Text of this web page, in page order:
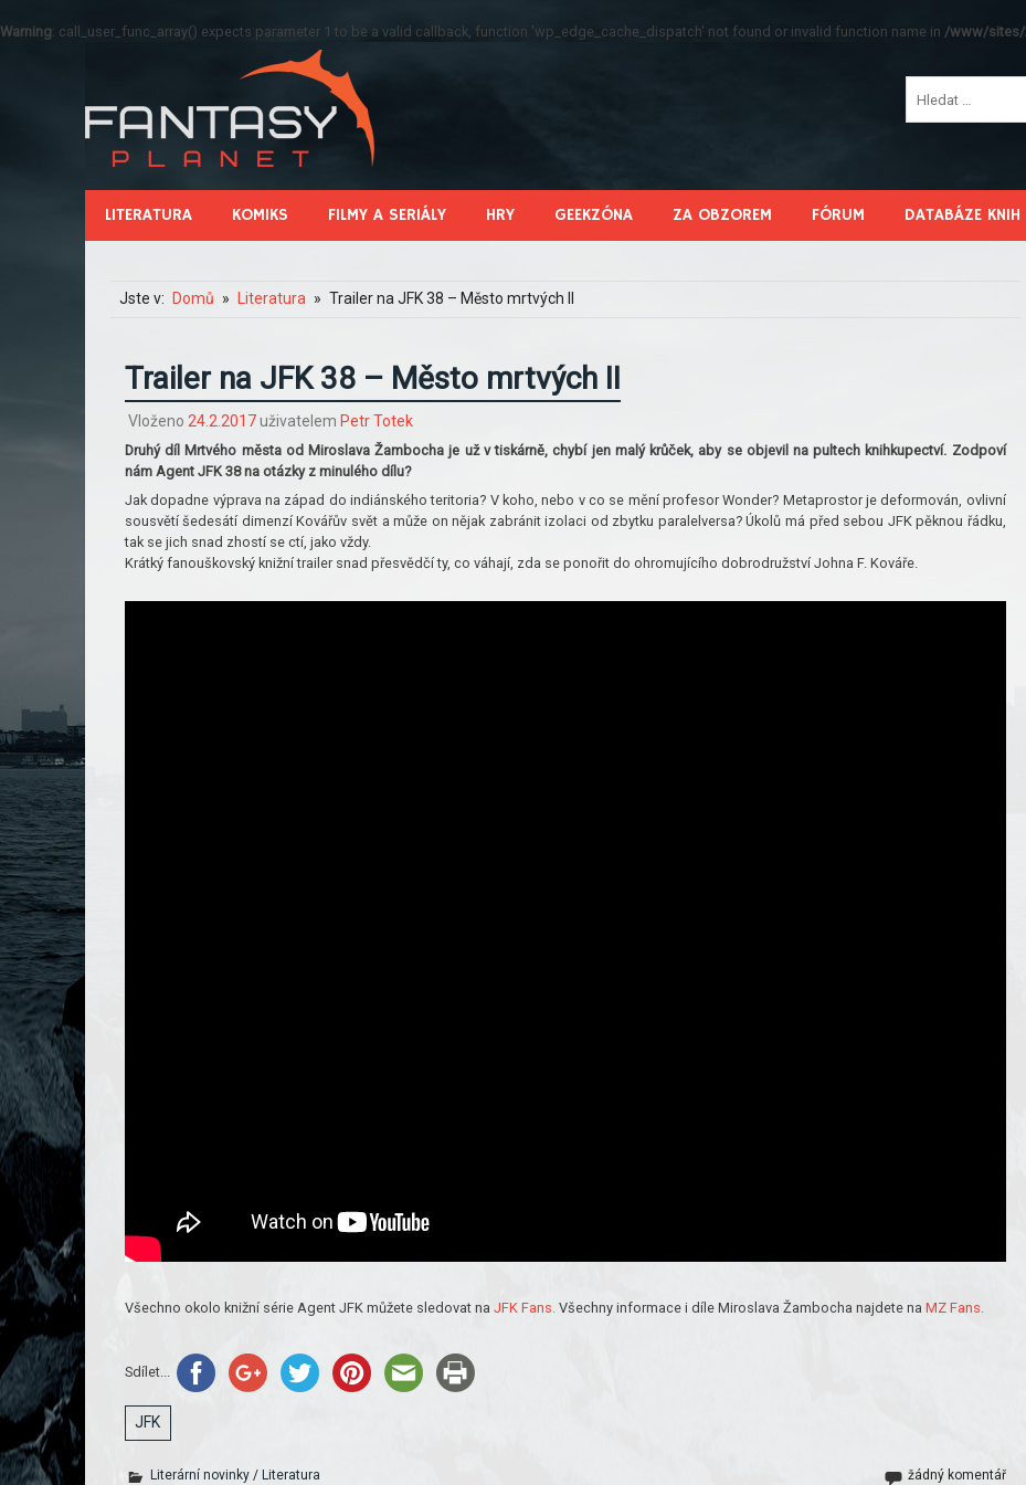
Warning: call_user_func_array() expects parameter 1 to be a valid callback, function 'wp_edge_cache_dispatch' not found or invalid function name in /www/sites/
LITERATURA KOMIKS FILMY A SERIÁLY HRY GEEKZÓNA ZA OBZOREM FÓRUM DATABÁZE KNIH
Jste v: Domů Literatura Trailer na JFK 38 – Město mrtvých II
Trailer na JFK 38 – Město mrtvých II
Vloženo 24.2.2017uživatelem Petr Totek
Druhý díl Mrtvého města od Miroslava Žambocha je už v tiskárně, chybí jen malý krůček, aby se objevil na pultech knihkupectví. Zodpoví
nám Agent JFK 38 na otázky z minulého dílu?
Jak dopadne výprava na západ do indiánského teritoria? V koho, nebo v co se mění profesor Wonder? Metaprostor je deformován, ovlivní
sousvětí šedesátí dimenzí Kovářův svět a může on nějak zabránit izolaci od zbytku paralelversa? Úkolů má před sebou JFK pěknou řádku,
tak se jich snad zhostí se ctí, jako vždy.
Krátký fanouškovský knižní trailer snad přesvědčí ty, co váhají, zda se ponořit do ohromujícího dobrodružství Johna F. Kováře.
Všechno okolo knižní série Agent JFK můžete sledovat na JFK Fans.Všechny informace i díle Miroslava Žambocha najdete na MZ Fans.
Sdílet...
JFK
Literární novinky/ Literatura žádný komentář